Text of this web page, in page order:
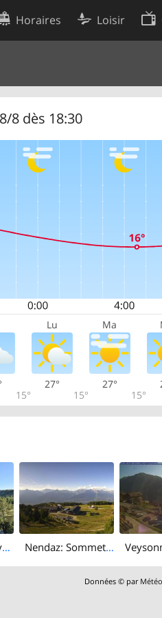
Horaires Loisir
8 dès 18:30
Lu Ma
15°
27°
15°
27°
15°
Vex: Matze - Thyon Nendaz: Sommet de la piste de l'Ours - Veysonnaz
Données © par
Préférences de cookies